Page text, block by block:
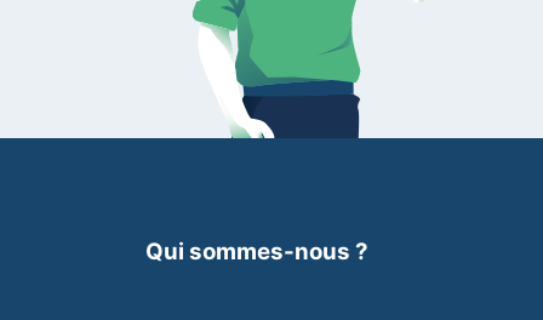
Qui sommes-nous ?